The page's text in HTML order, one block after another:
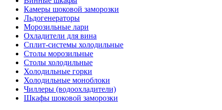
Камеры шоковой заморозки
Льдогенераторы
Морозильные лари
Охладители для вина
Сплит-системы холодильные
Столы морозильные
Столы холодильные
Холодильные горки
Холодильные моноблоки
Чиллеры (водоохладители)
Шкафы шоковой заморозки